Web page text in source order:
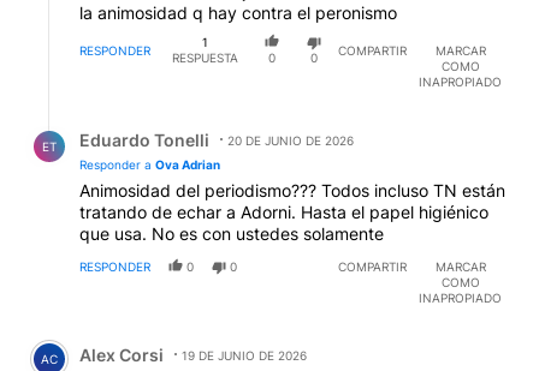
la animosidad q hay contra el peronismo
RESPONDER
1
RESPUESTA
0 0
COMPARTIR
MARCAR
COMO
INAPROPIADO
ET Eduardo Tonelli
20 DE JUNIO DE 2026
Responder a Ova Adrian
Animosidad del periodismo??? Todos incluso TN están
tratando de echar a Adorni. Hasta el papel higiénico
que usa. No es con ustedes solamente
RESPONDER 0 0 COMPARTIR
MARCAR
COMO
INAPROPIADO
Comentario de Alex Corsi.
AC Alex Corsi 19 DE JUNIO DE 2026